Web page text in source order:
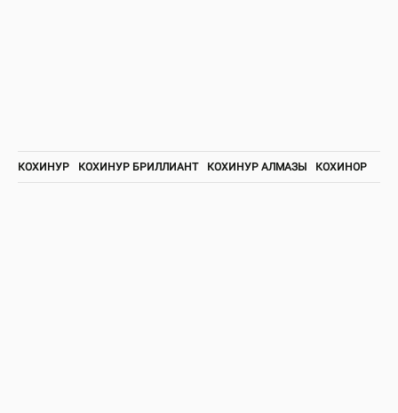
КОХИНУР КОХИНУР БРИЛЛИАНТ КОХИНУР АЛМАЗЫ КОХИНОР